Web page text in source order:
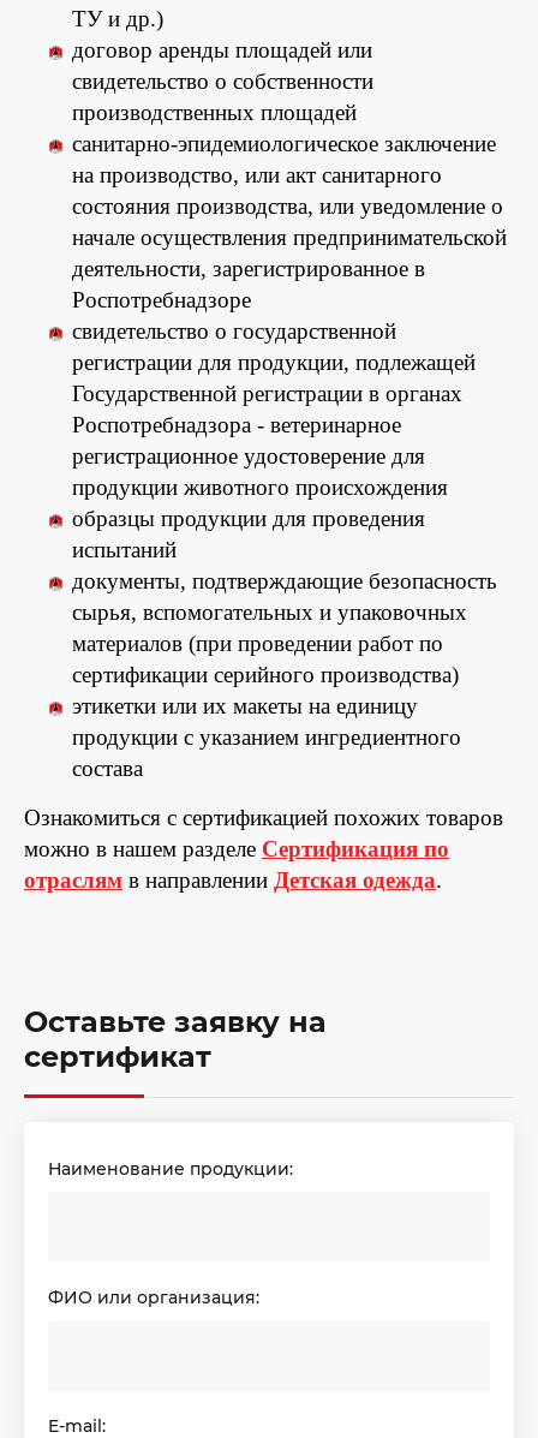
ТУ и др.)
договор аренды площадей или
свидетельство о собственности
производственных площадей
санитарно-эпидемиологическое заключение
на производство, или акт санитарного
состояния производства, или уведомление о
начале осуществления предпринимательской
деятельности, зарегистрированное в
Роспотребнадзоре
свидетельство о государственной
регистрации для продукции, подлежащей
Государственной регистрации в органах
Роспотребнадзора - ветеринарное
регистрационное удостоверение для
продукции животного происхождения
образцы продукции для проведения
испытаний
документы, подтверждающие безопасность
сырья, вспомогательных и упаковочных
материалов (при проведении работ по
сертификации серийного производства)
этикетки или их макеты на единицу
продукции с указанием ингредиентного
состава
Ознакомиться с сертификацией похожих товаров
можно в нашем разделе Сертификация по
отраслям в направлении Детская одежда.
Оставьте заявку на
сертификат
Наименование продукции:
ФИО или организация:
E-mail: